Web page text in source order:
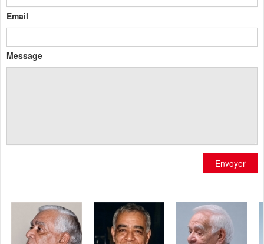
Email
Message
Envoyer